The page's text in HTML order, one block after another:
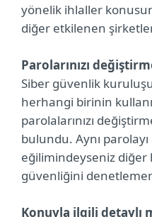
yönelik ihlaller
diğer etkilenen
Parolarınızı
Siber güvenlik
herhangi birinin
parolalarınızı
bulundu. Aynı
eğilimindeyseniz diğer
güvenliğini
Konuyla ilgili detaylı